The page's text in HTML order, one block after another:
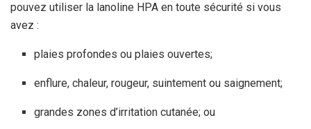
pouvez utiliser la lanoline HPA en toute sécurité si vous
avez :
plaies profondes ou plaies ouvertes;
enflure, chaleur, rougeur, suintement ou saignement;
grandes zones d’irritation cutanée; ou